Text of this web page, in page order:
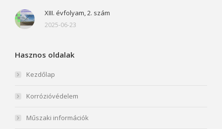
XIII. évfolyam, 2. szám
2025-06-23
Hasznos oldalak
Kezdőlap
Korrózióvédelem
Műszaki információk